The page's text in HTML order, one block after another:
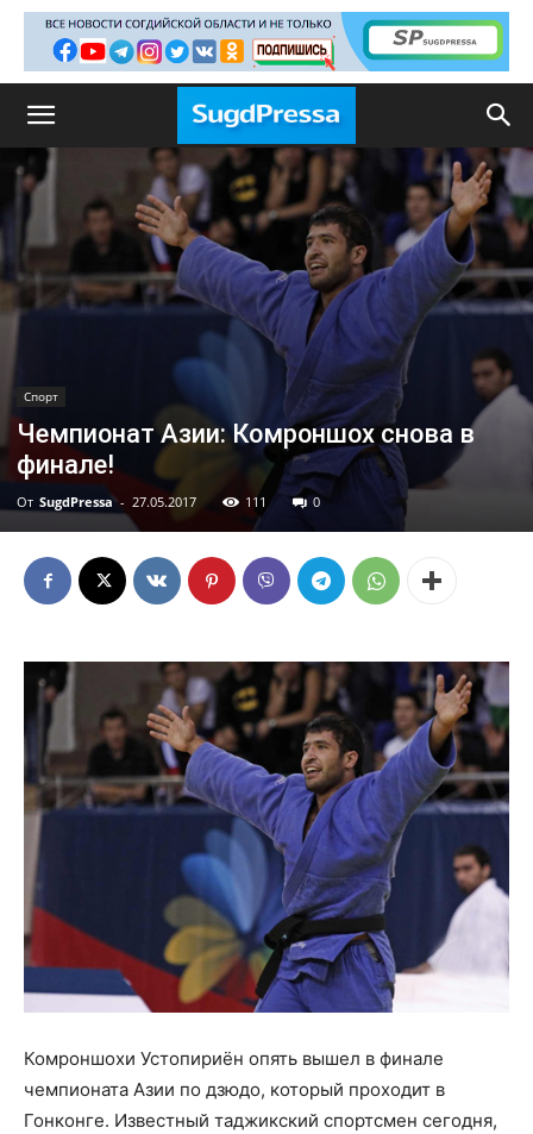
Спорт
Чемпионат Азии: Комроншох снова в
финале!
От SugdPressa - 27.05.2017 111 0
Комроншохи Устопириён опять вышел в финале
чемпионата Азии по дзюдо, который проходит в
Гонконге. Известный таджикский спортсмен сегодня,